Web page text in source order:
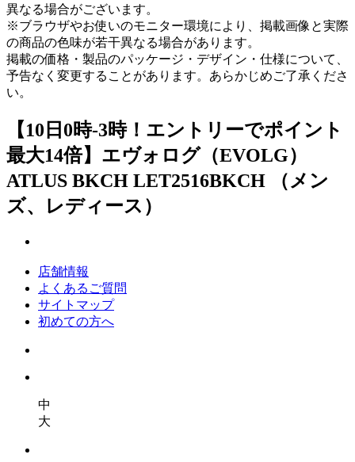
異なる場合がございます。
※ブラウザやお使いのモニター環境により、掲載画像と実際
の商品の色味が若干異なる場合があります。
掲載の価格・製品のパッケージ・デザイン・仕様について、
予告なく変更することがあります。あらかじめご了承くださ
い。
【10日0時-3時！エントリーでポイント
最大14倍】エヴォログ（EVOLG）
ATLUS BKCH LET2516BKCH （メン
ズ、レディース）
店舗情報
よくあるご質問
サイトマップ
初めての方へ
中
大